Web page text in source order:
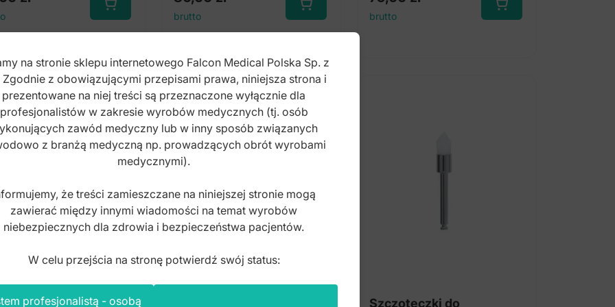
brutto brutto
do polerowania na
Szczoteczki do
na stronie sklepu internetowego Falcon Medical Polska Sp. z
Zgodnie z obowiązującymi przepisami prawa, niniejsza strona i
prezentowane na niej treści są przeznaczone wyłącznie dla
profesjonalistów w zakresie wyrobów medycznych (tj. osób
zawód medyczny lub w inny sposób związanych
z branżą medyczną np. prowadzących obrót wyrobami
medycznymi).
że treści zamieszczane na niniejszej stronie mogą
zawierać między innymi wiadomości na temat wyrobów
niebezpiecznych dla zdrowia i bezpieczeństwa pacjentów.
W celu przejścia na stronę potwierdź swój status:
profesjonalistą - osobą